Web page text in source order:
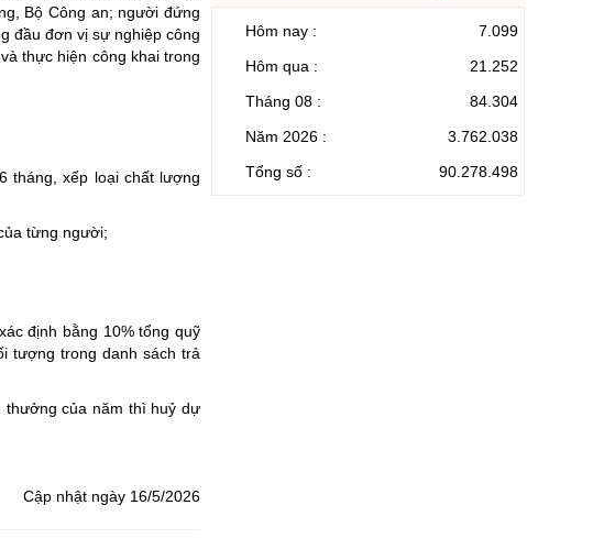
Bộ Công an; người đứng
đầu đơn vị sự nghiệp công
thực hiện công khai trong
tháng, xếp loại chất lượng
từng người;
định bằng 10% tổng quỹ
tượng trong danh sách trả
thưởng của năm thì huỷ dự
Cập nhật ngày 16/5/2026
Hôm nay :
7.099
Hôm qua :
21.252
Tháng 08 :
84.304
Năm 2026 :
3.762.038
Tổng số :
90.278.498